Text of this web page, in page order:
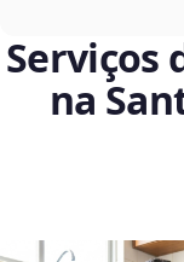
Serviços
na